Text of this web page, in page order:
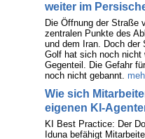
weiter im
Die Öffnung der Straße
zentralen Punkte des
und dem Iran. Doch
Golf hat sich noch nicht
Gegenteil. Die Gefahr
noch nicht gebannt.
Wie sich
eigenen KI-
KI Best Practice: Der
Iduna befähigt